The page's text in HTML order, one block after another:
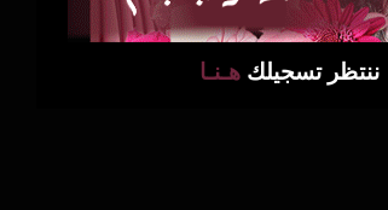
ننتظر تسجيلك هـنـا